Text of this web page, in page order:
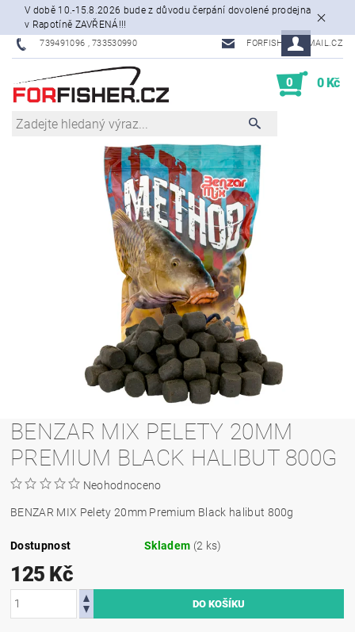
V době 10.-15.8.2026 bude z důvodu čerpání dovolené prodejna
v Rapotíně ZAVŘENÁ!!!
739491096 , 733530990 FORFISHER@EMAIL.CZ
0 0 Kč
BENZAR MIX PELETY 20MM
PREMIUM BLACK HALIBUT 800G
Neohodnoceno
BENZAR MIX Pelety 20mm Premium Black halibut 800g
Dostupnost Skladem (2 ks)
125 Kč